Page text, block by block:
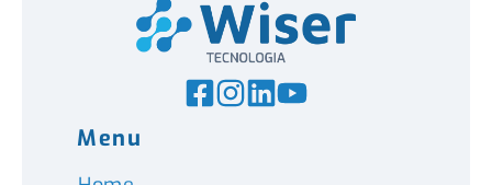
Menu